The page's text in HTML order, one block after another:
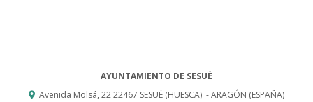
AYUNTAMIENTO DE SESUÉ
Avenida Molsá, 2222467 SESUÉ (HUESCA) - ARAGÓN (ESPAÑA)